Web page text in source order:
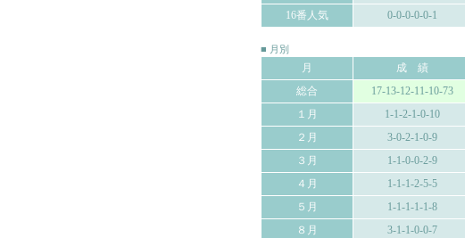
16番人気 0-0-0-0-0-1
■ 月別
月 成 績
総合
17-13-12-11-10-73
１月 1-1-2-1-0-10
２月 3-0-2-1-0-9
３月 1-1-0-0-2-9
４月 1-1-1-2-5-5
５月 1-1-1-1-1-8
８月 3-1-1-0-0-7